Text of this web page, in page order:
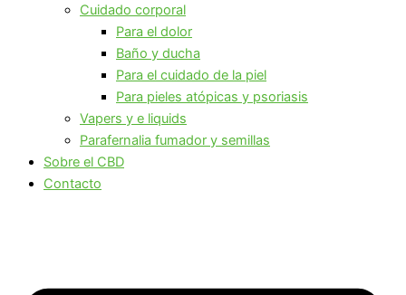
Cuidado corporal
Para el dolor
Baño y ducha
Para el cuidado de la piel
Para pieles atópicas y psoriasis
Vapers y e liquids
Parafernalia fumador y semillas
Sobre el CBD
Contacto